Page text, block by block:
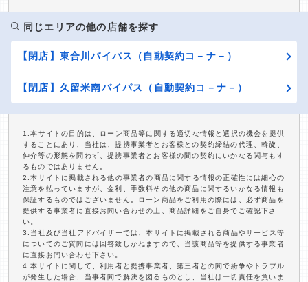
同じエリアの他の店舗を探す
【閉店】東合川バイパス（自動契約コ－ナ－）
【閉店】久留米南バイパス（自動契約コ－ナ－）
1.本サイトの目的は、ローン商品等に関する適切な情報と選択の機会を提供
することにあり、当社は、提携事業者とお客様との契約締結の代理、斡旋、
仲介等の形態を問わず、提携事業者とお客様の間の契約にいかなる関与もす
るものではありません。
2.本サイトに掲載される他の事業者の商品に関する情報の正確性には細心の
注意を払っていますが、金利、手数料その他の商品に関するいかなる情報も
保証するものではございません。ローン商品をご利用の際には、必ず商品を
提供する事業者に直接お問い合わせの上、商品詳細をご自身でご確認下さ
い。
3.当社及び当社アドバイザーでは、本サイトに掲載される商品やサービス等
についてのご質問には回答致しかねますので、当該商品等を提供する事業者
に直接お問い合わせ下さい。
4.本サイトに関して、利用者と提携事業者、第三者との間で紛争やトラブル
が発生した場合、当事者間で解決を図るものとし、当社は一切責任を負いま